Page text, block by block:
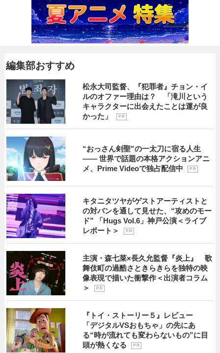
編集部おすすめ
松永大司監督、『犯罪者』チョン・イ
ルのオファー理由は？ 「滝川という
キャラクターに出会えたことは運が良
かった」
P R
“おっさん剣聖”の一太刀に宿る人生
―― 世界で話題の本格アクションアニ
メ、Prime Videoで独占配信中
P R
キタニタツヤがゲストアーティストと
の対バンを通して見せた、“攻めのモー
ド” 「Hugs Vol.6」神戸公演＜ライブ
レポート＞
P R
主演・森七菜×長久允監督『炎上』 歌
舞伎町の過酷さときらきらを独特の映
像表現で描いた衝撃作＜出演者コラム
＞
P R
『トイ・ストーリー５』レビュー
「デジタルVSおもちゃ」の先にあ
る“時が流れても変わらないもの”に目
頭が熱くなる
P R